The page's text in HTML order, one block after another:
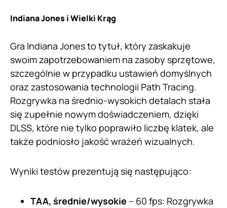
Indiana Jones i Wielki Krąg
Gra Indiana Jones to tytuł, który zaskakuje
swoim zapotrzebowaniem na zasoby sprzętowe,
szczególnie w przypadku ustawień domyślnych
oraz zastosowania technologii Path Tracing.
Rozgrywka na średnio-wysokich detalach stała
się zupełnie nowym doświadczeniem, dzięki
DLSS, które nie tylko poprawiło liczbę klatek, ale
także podniosło jakość wrażeń wizualnych.
Wyniki testów prezentują się następująco:
TAA, średnie/wysokie – 60 fps: Rozgrywka